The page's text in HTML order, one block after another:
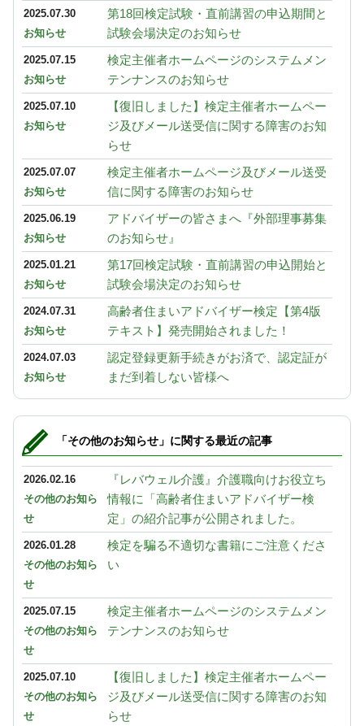
2025.07.30
お知らせ
第18回検定試験・直前講習の申込期間と
試験会場決定のお知らせ
2025.07.15
お知らせ
検定主催者ホームページのシステムメン
テンナンスのお知らせ
2025.07.10
お知らせ
【復旧しました】検定主催者ホームペー
ジ及びメール送受信に関する障害のお知
らせ
2025.07.07
お知らせ
検定主催者ホームページ及びメール送受
信に関する障害のお知らせ
2025.06.19
お知らせ
アドバイザーの皆さまへ『外部理事募集
のお知らせ』
2025.01.21
お知らせ
第17回検定試験・直前講習の申込開始と
試験会場決定のお知らせ
2024.07.31
お知らせ
高齢者住まいアドバイザー検定【第4版
テキスト】発売開始されました！
2024.07.03
お知らせ
認定登録更新手続きがお済で、認定証が
まだ到着しない皆様へ
「その他のお知らせ」に関する最近の記事
2026.02.16
その他のお知ら
せ
『レバウェル介護』介護職向けお役立ち
情報に「高齢者住まいアドバイザー検
定」の紹介記事が公開されました。
2026.01.28
その他のお知ら
せ
検定を騙る不適切な書籍にご注意くださ
い
2025.07.15
その他のお知ら
せ
検定主催者ホームページのシステムメン
テンナンスのお知らせ
2025.07.10
その他のお知ら
せ
【復旧しました】検定主催者ホームペー
ジ及びメール送受信に関する障害のお知
らせ